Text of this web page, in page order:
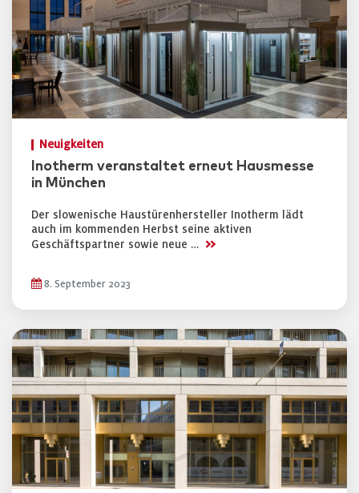
Neuigkeiten
Inotherm veranstaltet erneut Hausmesse
in München
Der slowenische Haustürenhersteller Inotherm lädt
auch im kommenden Herbst seine aktiven
Geschäftspartner sowie neue … >>
8. September 2023